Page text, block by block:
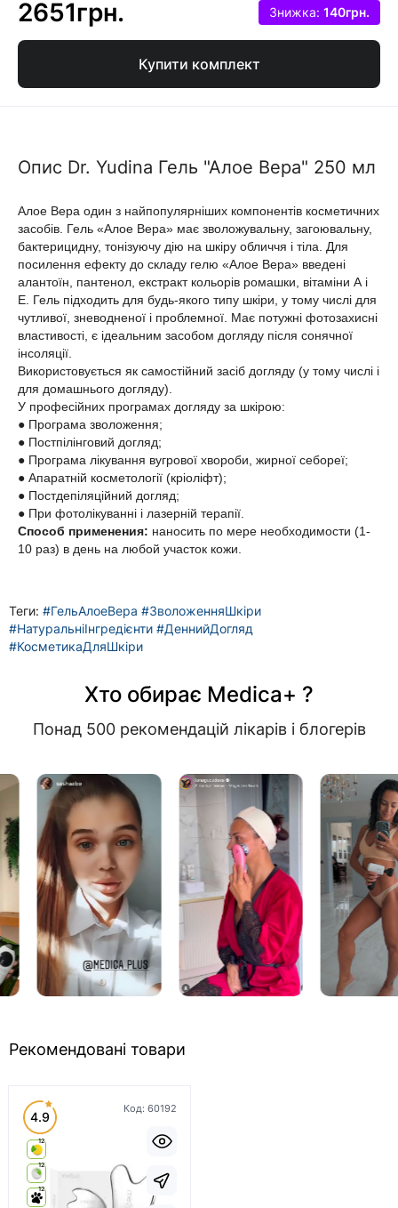
2651грн. Знижка: 140грн.
Купити комплект
Опис Dr. Yudina Гель "Алое Вера" 250 мл
Алое Вера один з найпопулярніших компонентів косметичних
засобів. Гель «Алое Вера» має зволожувальну, загоювальну,
бактерицидну, тонізуючу дію на шкіру обличчя і тіла. Для
посилення ефекту до складу гелю «Алое Вера» введені
алантоїн, пантенол, екстракт кольорів ромашки, вітаміни А і
Е. Гель підходить для будь-якого типу шкіри, у тому числі для
чутливої, зневодненої і проблемної. Має потужні фотозахисні
властивості, є ідеальним засобом догляду після сонячної
інсоляції.
Використовується як самостійний засіб догляду (у тому числі і
для домашнього догляду).
У професійних програмах догляду за шкірою:
● Програма зволоження;
● Постпілінговий догляд;
● Програма лікування вугрової хвороби, жирної себореї;
● Апаратній косметології (кріоліфт);
● Постдепіляційний догляд;
● При фотолікуванні і лазерній терапії.
Способ применения: наносить по мере необходимости (1-
10 раз) в день на любой участок кожи.
Теги: #ГельАлоеВера #ЗволоженняШкіри
#НатуральніІнгредієнти #ДеннийДогляд
#КосметикаДляШкіри
Хто обирає Medica+ ?
Понад 500 рекомендацій лікарів і блогерів
Рекомендовані товари
Код: 60192
4.9
12
12
12